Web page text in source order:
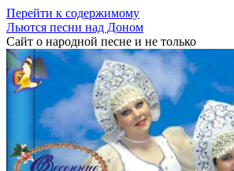
Перейти к содержимому
Льются песни над Доном
Сайт о народной песне и не только